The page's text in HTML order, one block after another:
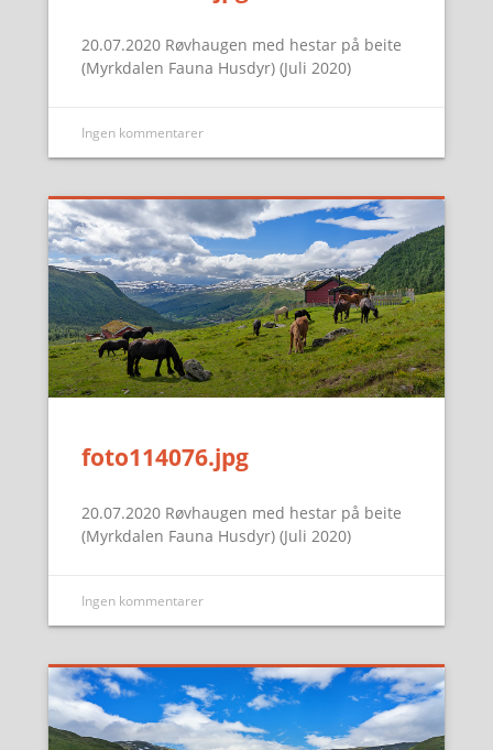
20.07.2020 Røvhaugen med hestar på beite
(Myrkdalen Fauna Husdyr) (Juli 2020)
Ingen kommentarer
foto114076.jpg
20.07.2020 Røvhaugen med hestar på beite
(Myrkdalen Fauna Husdyr) (Juli 2020)
Ingen kommentarer